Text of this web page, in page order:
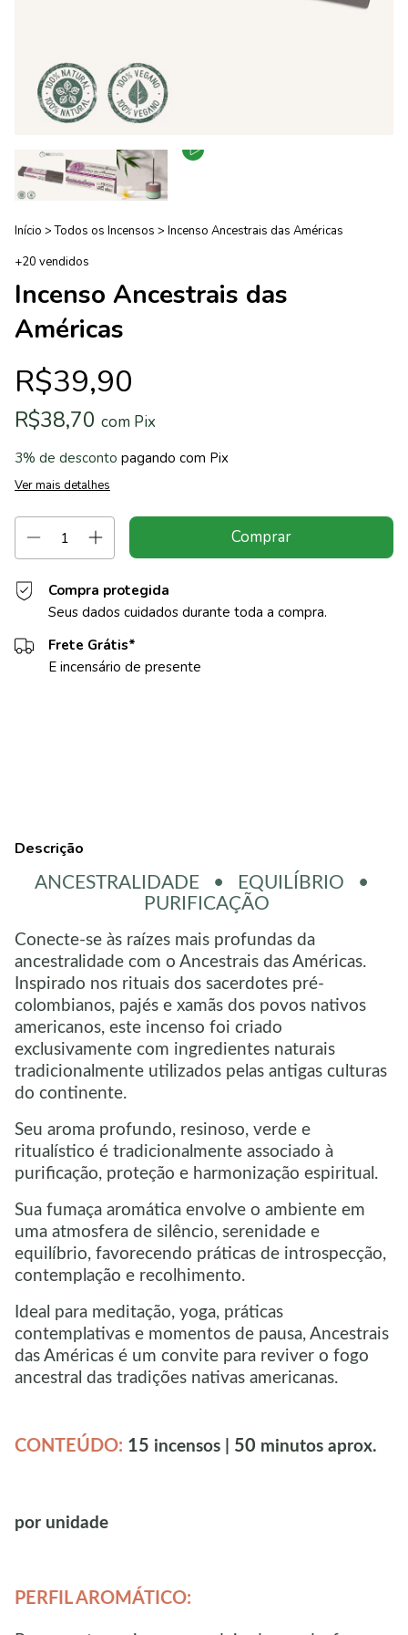
Início > Todos os Incensos > Incenso Ancestrais das Américas
+20 vendidos
Incenso Ancestrais das
Américas
R$39,90
R$38,70 com Pix
3% de desconto pagando com Pix
Ver mais detalhes
Compra protegida
Seus dados cuidados durante toda a compra.
Frete Grátis*
E incensário de presente
Descrição
ANCESTRALIDADE • EQUILÍBRIO •
PURIFICAÇÃO
Conecte-se às raízes mais profundas da
ancestralidade com o Ancestrais das Américas.
Inspirado nos rituais dos sacerdotes pré-
colombianos, pajés e xamãs dos povos nativos
americanos, este incenso foi criado
exclusivamente com ingredientes naturais
tradicionalmente utilizados pelas antigas culturas
do continente.
Seu aroma profundo, resinoso, verde e
ritualístico é tradicionalmente associado à
purificação, proteção e harmonização espiritual.
Sua fumaça aromática envolve o ambiente em
uma atmosfera de silêncio, serenidade e
equilíbrio, favorecendo práticas de introspecção,
contemplação e recolhimento.
Ideal para meditação, yoga, práticas
contemplativas e momentos de pausa, Ancestrais
das Américas é um convite para reviver o fogo
ancestral das tradições nativas americanas.
CONTEÚDO: 15 incensos | 50 minutos aprox.
por unidade
PERFIL AROMÁTICO: